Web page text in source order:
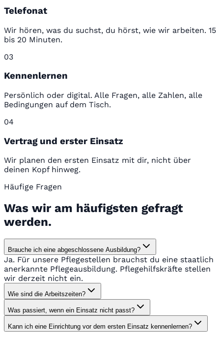
Telefonat
Wir hören, was du suchst, du hörst, wie wir arbeiten. 15
bis 20 Minuten.
03
Kennenlernen
Persönlich oder digital. Alle Fragen, alle Zahlen, alle
Bedingungen auf dem Tisch.
04
Vertrag und erster Einsatz
Wir planen den ersten Einsatz mit dir, nicht über
deinen Kopf hinweg.
Häufige Fragen
Was wir am häufigsten gefragt
werden.
Brauche ich eine abgeschlossene Ausbildung?
Ja. Für unsere Pflegestellen brauchst du eine staatlich
anerkannte Pflegeausbildung. Pflegehilfskräfte stellen
wir derzeit nicht ein.
Wie sind die Arbeitszeiten?
Was passiert, wenn ein Einsatz nicht passt?
Kann ich eine Einrichtung vor dem ersten Einsatz kennenlernen?